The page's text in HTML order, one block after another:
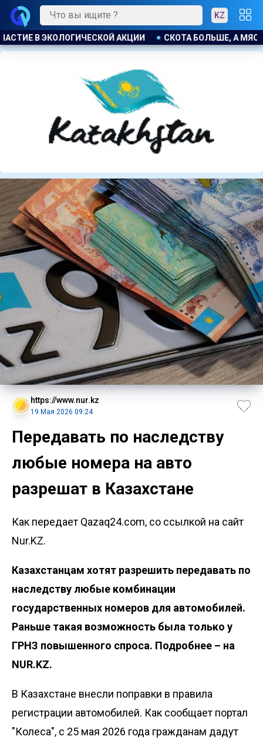
KZ
А МЯСО ДОРОЖЕ. ПОЧЕМУ В КАЗАХСТАНЕ ПРОДОЛЖАЮТ
https://www.nur.kz
19 Мая 2026 09:24
Передавать по наследству
любые номера на авто
разрешат в Казахстане
Как передает Qazaq24.com, со ссылкой на сайт
Nur.KZ.
Казахстанцам хотят разрешить передавать по
наследству любые комбинации
государственных номеров для автомобилей.
Раньше такая возможность была только у
ГРНЗ повышенного спроса. Подробнее – на
NUR.KZ.
В Казахстане внесли поправки в правила
регистрации автомобилей. Как сообщает портал
"Колеса", с 25 мая 2026 года гражданам дадут